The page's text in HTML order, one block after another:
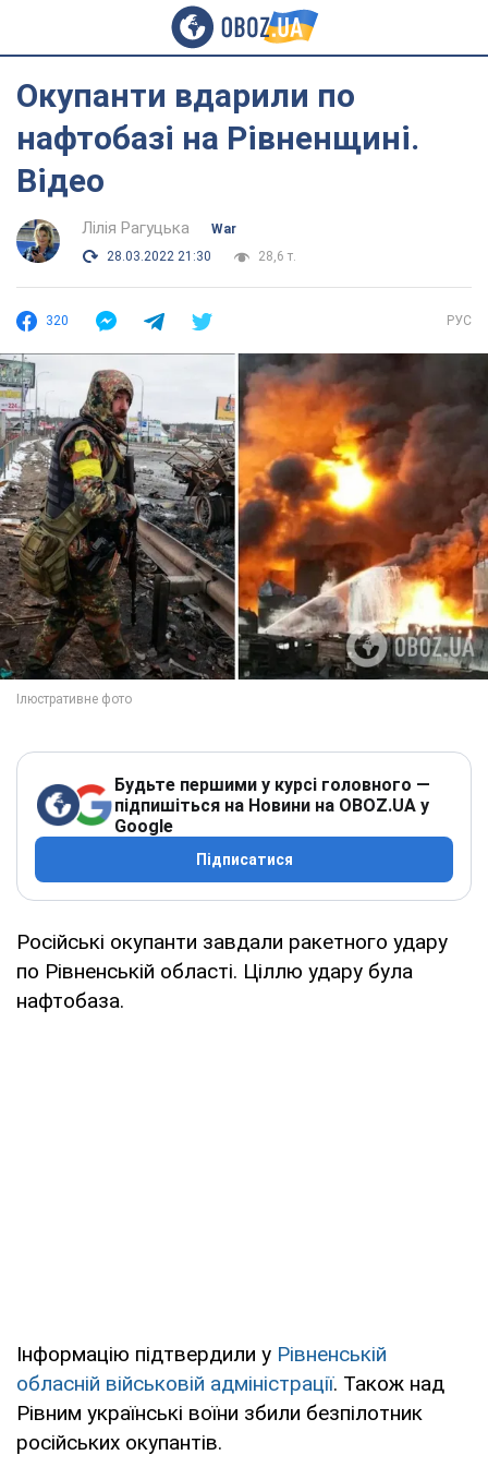
Окупанти вдарили по
нафтобазі на Рівненщині.
Відео
Лілія Рагуцька
War
28.03.2022 21:30
28,6 т.
320 РУС
Будьте першими у курсі головного —
підпишіться на Новини на OBOZ.UA у
Google
Підписатися
Російські окупанти завдали ракетного удару
по Рівненській області. Ціллю удару була
нафтобаза.
Інформацію підтвердили у Рівненській
обласній військовій адміністрації. Також над
Рівним українські воїни збили безпілотник
російських окупантів.